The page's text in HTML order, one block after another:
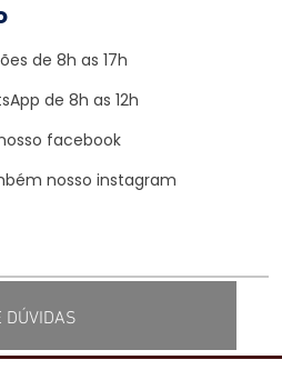
de 8h as 17h
de 8h as 12h
facebook
nosso instagram
DÚVIDAS